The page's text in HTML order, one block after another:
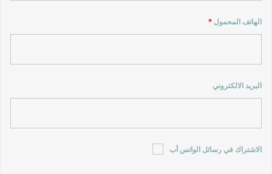
الهاتف المحمول*
البريد الالكتروني
الاشتراك في رسائل الواتس أب